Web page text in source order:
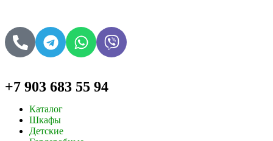
+7 903 683 55 94
Каталог
Шкафы
Детские